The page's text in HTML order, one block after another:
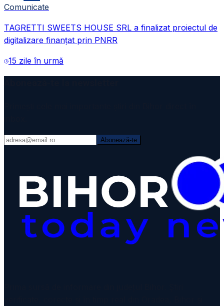
Comunicate
TAGRETTI SWEETS HOUSE SRL a finalizat proiectul de
digitalizare finanțat prin PNRR
15 zile în urmă
Abonează-te